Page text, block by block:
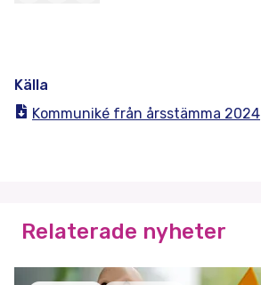
Källa
Kommuniké från årsstämma 2024
Relaterade nyheter